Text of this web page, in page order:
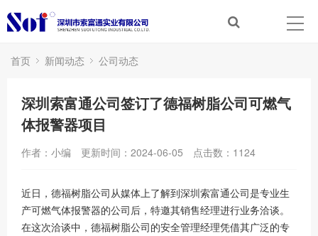
首页 新闻动态 公司动态
深圳索富通公司签订了德福树脂公司可燃气
体报警器项目
作者：小编 更新时间：2024-06-05 点击数： 1124
近日，德福树脂公司从媒体上了解到深圳索富通公司是专业生
产可燃气体报警器的公司后，特邀其销售经理进行业务洽谈。
在这次洽谈中，德福树脂公司的安全管理经理凭借其广泛的专